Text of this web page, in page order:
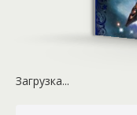
Загрузка...